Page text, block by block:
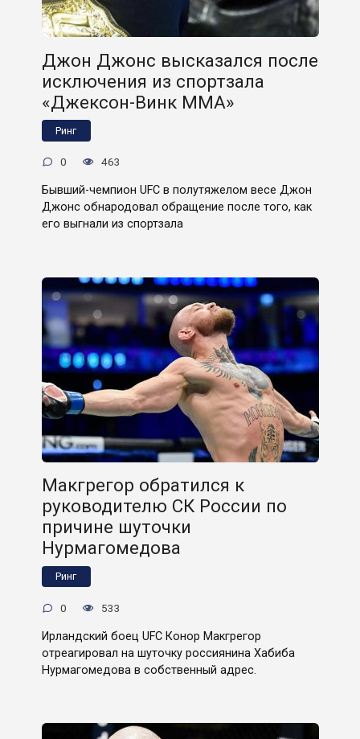
Джон Джонс высказался после
исключения из спортзала
«Джексон-Винк ММА»
Ринг
0 463
Бывший-чемпион UFC в полутяжелом весе Джон
Джонс обнародовал обращение после того, как
его выгнали из спортзала
Макгрегор обратился к
руководителю СК России по
причине шуточки
Нурмагомедова
Ринг
0 533
Ирландский боец UFC Конор Макгрегор
отреагировал на шуточку россиянина Хабиба
Нурмагомедова в собственный адрес.